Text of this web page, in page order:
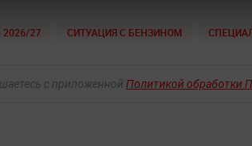
27 СИТУАЦИЯ С БЕНЗИНОМ
с приложенной Политикой обработки